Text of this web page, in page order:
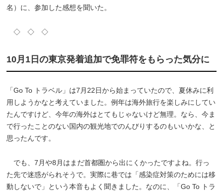
名）に、参加した感想を聞いた。
◇ ◇ ◇
10月1日の東京発着追加で免罪符をもらった気分に
「Go To トラベル」は7月22日から始まっていたので、夏休みに利
用しようかなと考えていました。例年は海外旅行を楽しみにしてい
たんですけど、今年の海外はとてもじゃないけど無理。なら、今ま
で行ったことのない国内の観光地でのんびりするのもいいかな、と
思ったんです。
でも、7月や8月はまだ首都圏から出にくかったですよね。行っ
た先で迷惑がられそうで。実際に巷では「感染症対策のためには移
動しないで」という本音もよく聞きました。なのに、「Go To トラ